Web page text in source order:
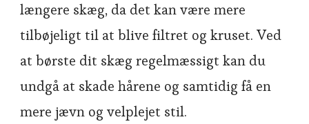
længere skæg, da det kan være mere
tilbøjeligt til at blive filtret og kruset. Ved
at børste dit skæg regelmæssigt kan du
undgå at skade hårene og samtidig få en
mere jævn og velplejet stil.